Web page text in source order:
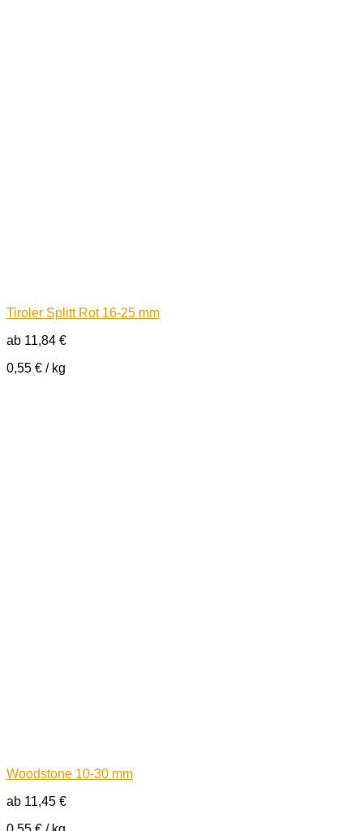
Tiroler Splitt Rot 16-25 mm
ab 11,84 €
0,55 € / kg
Woodstone 10-30 mm
ab 11,45 €